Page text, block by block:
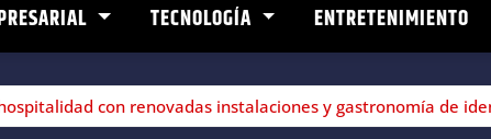
TECNOLOGÍA ENTRETENIMIENTO
con renovadas instalaciones y gastronomía de